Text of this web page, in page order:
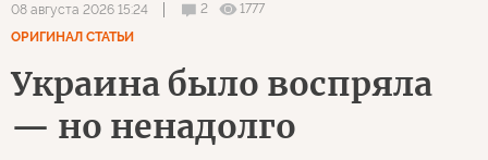
08 августа 2026 15:24 2
1777
ОРИГИНАЛ СТАТЬИ
Украина было воспряла
— но ненадолго